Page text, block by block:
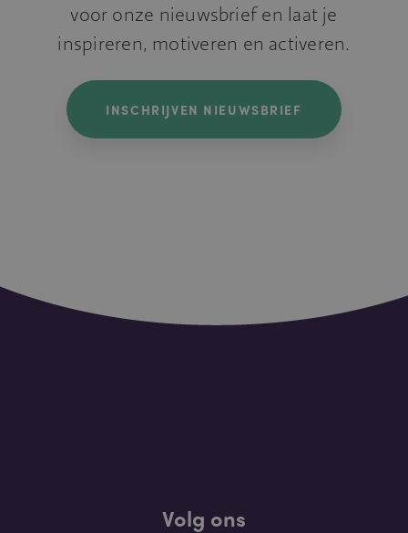
voor onze nieuwsbrief en laat je
inspireren, motiveren en activeren.
INSCHRIJVEN NIEUWSBRIEF
Volg ons